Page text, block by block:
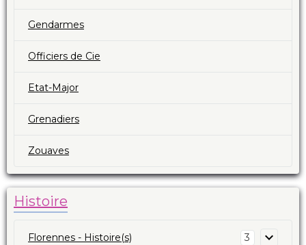
Gendarmes
Officiers de Cie
Etat-Major
Grenadiers
Zouaves
Histoire
Florennes - Histoire(s) 3